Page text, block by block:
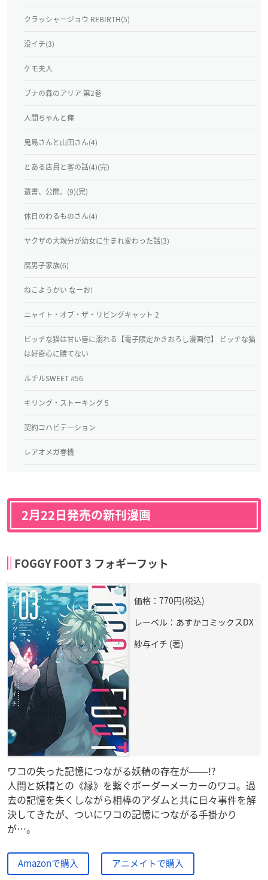
クラッシャージョウ REBIRTH(5)
没イチ(3)
ケモ夫人
ブナの森のアリア 第2巻
人間ちゃんと俺
鬼島さんと山田さん(4)
とある店員と客の話(4)(完)
遺書、公開。(9)(完)
休日のわるものさん(4)
ヤクザの大親分が幼女に生まれ変わった話(3)
腐男子家族(6)
ねこようかい なーお!
ニャイト・オブ・ザ・リビングキャット 2
ビッチな猫は甘い唇に溺れる【電子限定かきおろし漫画付】 ビッチな猫
は好奇心に勝てない
ルチルSWEET #56
キリング・ストーキング 5
契約コハビテーション
レアオメガ春機
2月22日発売の新刊漫画
FOGGY FOOT 3 フォギーフット
価格：770円(税込)
レーベル：あすかコミックスDX
紗与イチ (著)
ワコの失った記憶につながる妖精の存在が――!?
人間と妖精との《縁》を繋ぐボーダーメーカーのワコ。過
去の記憶を失くしながら相棒のアダムと共に日々事件を解
決してきたが、ついにワコの記憶につながる手掛かり
が…。
Amazonで購入 アニメイトで購入